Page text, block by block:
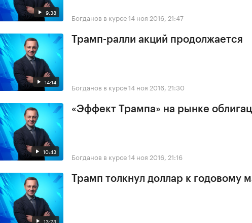
9:38 Богданов в курсе14 ноя 2016, 21:47
14:14
Трамп-ралли акций продолжается
Богданов в курсе14 ноя 2016, 21:30
10:43
«Эффект Трампа» на рынке
Богданов в курсе14 ноя 2016, 21:16
13:23
Трамп толкнул доллар к годовому